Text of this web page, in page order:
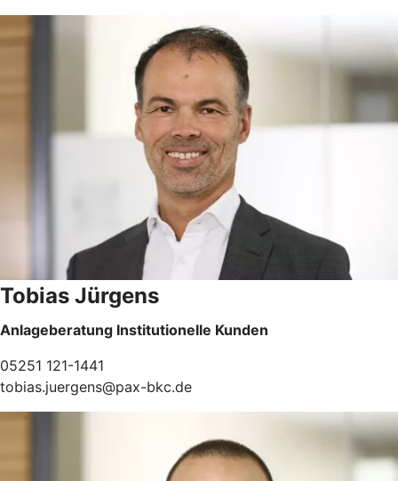
Tobias Jürgens
Anlageberatung Institutionelle Kunden
05251 121-1441
tobias.juergens@pax-bkc.de